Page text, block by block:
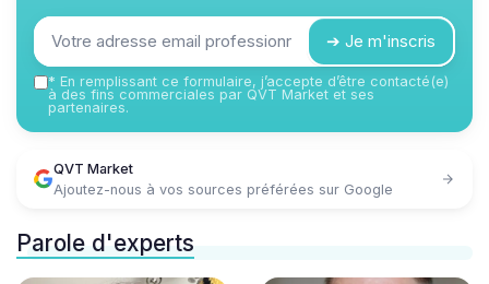
➔ Je m'inscris
* En remplissant ce formulaire, j’accepte d’être contacté(e)
à des fins commerciales par QVT Market et ses
partenaires.
QVT Market
Ajoutez-nous à vos sources préférées sur Google
Parole d'experts